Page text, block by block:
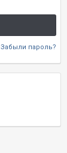
Забыли пароль?